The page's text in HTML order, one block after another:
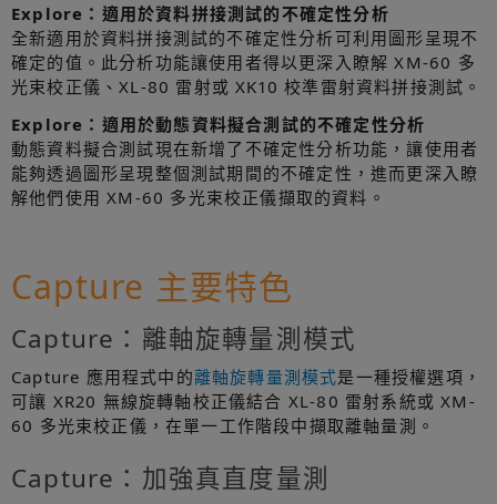
Explore：適用於資料拼接測試的不確定性分析
全新適用於資料拼接測試的不確定性分析可利用圖形呈現不
確定的值。此分析功能讓使用者得以更深入瞭解 XM-60 多
光束校正儀、XL-80 雷射或 XK10 校準雷射資料拼接測試。
Explore：適用於動態資料擬合測試的不確定性分析
動態資料擬合測試現在新增了不確定性分析功能，讓使用者
能夠透過圖形呈現整個測試期間的不確定性，進而更深入瞭
解他們使用 XM-60 多光束校正儀擷取的資料。
Capture 主要特色
Capture：離軸旋轉量測模式
Capture 應用程式中的離軸旋轉量測模式是一種授權選項，
可讓 XR20 無線旋轉軸校正儀結合 XL-80 雷射系統或 XM-
60 多光束校正儀，在單一工作階段中擷取離軸量測。
Capture：加強真直度量測